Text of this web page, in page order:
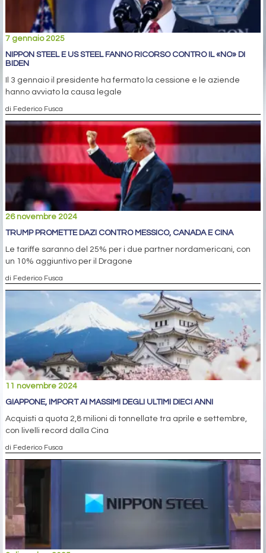
7 gennaio 2025
NIPPON STEEL E US STEEL FANNO RICORSO CONTRO IL «NO» DI
BIDEN
Il 3 gennaio il presidente ha fermato la cessione e le aziende
hanno avviato la causa legale
di Federico Fusca
26 novembre 2024
TRUMP PROMETTE DAZI CONTRO MESSICO, CANADA E CINA
Le tariffe saranno del 25% per i due partner nordamericani, con
un 10% aggiuntivo per il Dragone
di Federico Fusca
11 novembre 2024
GIAPPONE, IMPORT AI MASSIMI DEGLI ULTIMI DIECI ANNI
Acquisti a quota 2,8 milioni di tonnellate tra aprile e settembre,
con livelli record dalla Cina
di Federico Fusca